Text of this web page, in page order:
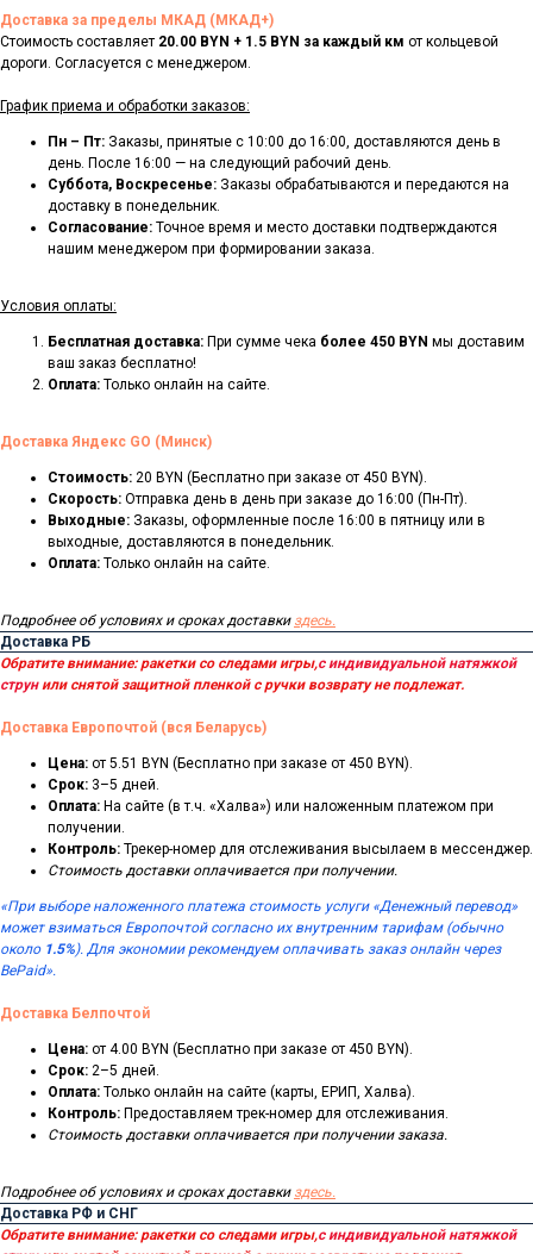
Доставка за пределы МКАД (МКАД+)
Стоимость составляет 20.00 BYN + 1.5 BYN за каждый км от кольцевой
дороги. Согласуется с менеджером.
График приема и обработки заказов:
Пн – Пт: Заказы, принятые с 10:00 до 16:00, доставляются день в
день. После 16:00 — на следующий рабочий день.
Суббота, Воскресенье: Заказы обрабатываются и передаются на
доставку в понедельник.
Согласование: Точное время и место доставки подтверждаются
нашим менеджером при формировании заказа.
Условия оплаты:
Бесплатная доставка: При сумме чека более 450 BYN мы доставим
ваш заказ бесплатно!
Оплата: Только онлайн на сайте.
Доставка Яндекс GO (Минск)
Стоимость: 20 BYN (Бесплатно при заказе от 450 BYN).
Скорость: Отправка день в день при заказе до 16:00 (Пн-Пт).
Выходные: Заказы, оформленные после 16:00 в пятницу или в
выходные, доставляются в понедельник.
Оплата: Только онлайн на сайте.
Подробнее об условиях и сроках доставки здесь.
Доставка РБ
Обратите внимание: ракетки со следами игры,с индивидуальной натяжкой
струнили снятой защитной пленкой с ручки возврату не подлежат.
Доставка Европочтой (вся Беларусь)
Цена: от 5.51 BYN (Бесплатно при заказе от 450 BYN).
Срок: 3–5 дней.
Оплата: На сайте (в т.ч. «Халва») или наложенным платежом при
получении.
Контроль: Трекер-номер для отслеживания высылаем в мессенджер.
Стоимость доставки оплачивается при получении.
«При выборе наложенного платежа стоимость услуги «Денежный перевод»
может взиматься Европочтой согласно их внутренним тарифам (обычно
около 1.5%). Для экономии рекомендуем оплачивать заказ онлайн через
BePaid».
Доставка Белпочтой
Цена: от 4.00 BYN (Бесплатно при заказе от 450 BYN).
Срок: 2–5 дней.
Оплата: Только онлайн на сайте (карты, ЕРИП, Халва).
Контроль: Предоставляем трек-номер для отслеживания.
Стоимость доставки оплачивается при получении заказа.
Подробнее об условиях и сроках доставки здесь.
Доставка РФ и СНГ
Обратите внимание: ракетки со следами игры,с индивидуальной натяжкой